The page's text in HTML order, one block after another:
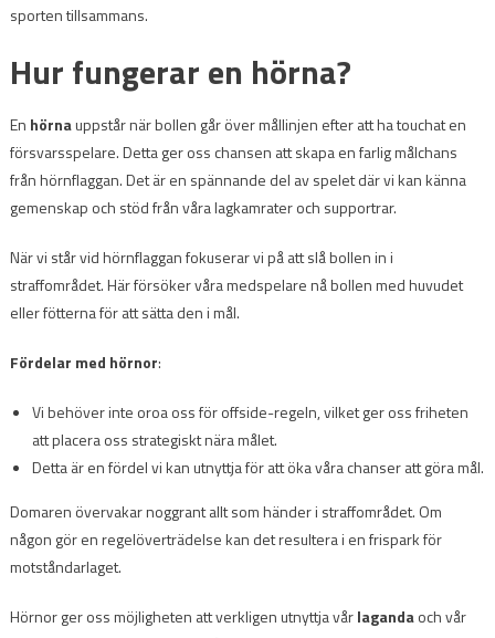
sporten tillsammans.
Hur fungerar en hörna?
En hörnauppstår när bollen går över mållinjen efter att ha touchat en
försvarsspelare. Detta ger oss chansen att skapa en farlig målchans
från hörnflaggan. Det är en spännande del av spelet där vi kan känna
gemenskap och stöd från våra lagkamrater och supportrar.
När vi står vid hörnflaggan fokuserar vi på att slå bollen in i
straffområdet. Här försöker våra medspelare nå bollen med huvudet
eller fötterna för att sätta den i mål.
Fördelar med hörnor:
Vi behöver inte oroa oss för offside-regeln, vilket ger oss friheten
att placera oss strategiskt nära målet.
Detta är en fördel vi kan utnyttja för att öka våra chanser att göra mål.
Domaren övervakar noggrant allt som händer i straffområdet. Om
någon gör en regelöverträdelse kan det resultera i en frispark för
motståndarlaget.
Hörnor ger oss möjligheten att verkligen utnyttja vårlagandaoch vår